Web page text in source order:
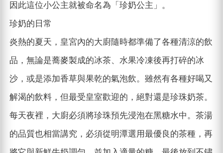
因此這位小公主就被命名為「珍奶公主」。
珍奶的日常
炎熱的夏天，皇宮內的大廚隨時都準備了各種清涼的飲
品，無論是蕎麥製成的冰茶、水果冷凍後再打碎的冰
沙，或是添加香草與果乾的氣泡飲。雖然有各種好喝又
解渴的飲料，但最受皇室歡迎的，絕對還是珍珠奶茶。
每天夜裡，大廚必須將珍珠預先浸泡在黑糖水中。茶湯
的品質也相當講究，必須從明潭選用最優良的茶種，再